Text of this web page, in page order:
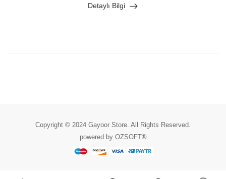
Detaylı Bilgi
Copyright © 2024 Gayoor Store. All Rights Reserved.
powered by OZSOFT®